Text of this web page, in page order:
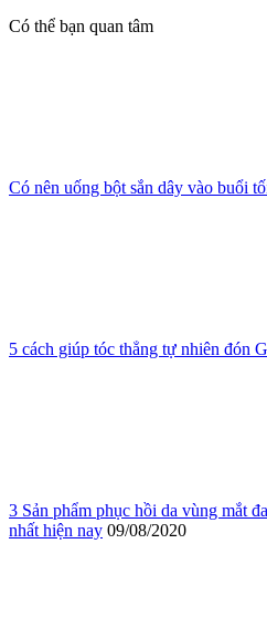
Có thể bạn quan tâm
Có nên uống bột sắn dây vào buổi
5 cách giúp tóc thẳng tự nhiên đón
3 Sản phẩm phục hồi da vùng mắt
nhất hiện nay 09/08/2020